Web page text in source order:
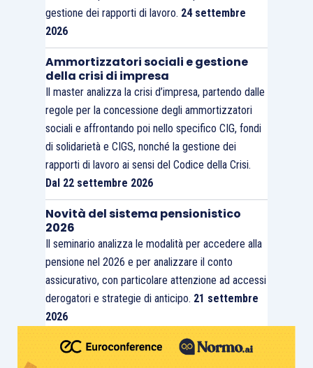
gestione dei rapporti di lavoro. 24 settembre
2026
Ammortizzatori sociali e gestione
della crisi di impresa
Il master analizza la crisi d’impresa, partendo dalle
regole per la concessione degli ammortizzatori
sociali e affrontando poi nello specifico CIG, fondi
di solidarietà e CIGS, nonché la gestione dei
rapporti di lavoro ai sensi del Codice della Crisi.
Dal 22 settembre 2026
Novità del sistema pensionistico
2026
Il seminario analizza le modalità per accedere alla
pensione nel 2026 e per analizzare il conto
assicurativo, con particolare attenzione ad accessi
derogatori e strategie di anticipo. 21 settembre
2026